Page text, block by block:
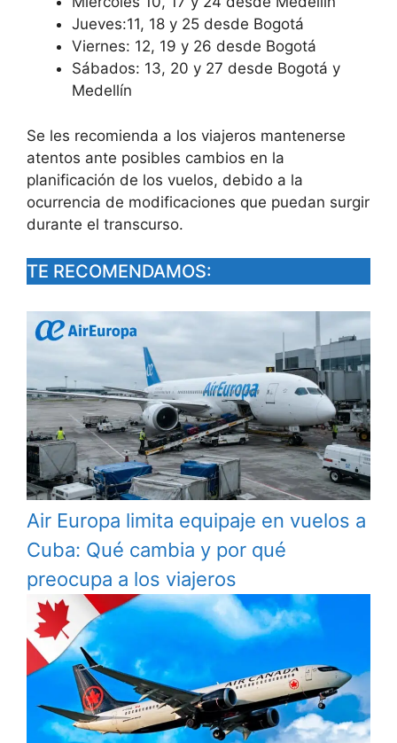
Jueves:11, 18 y 25 desde Bogotá
Viernes: 12, 19 y 26 desde Bogotá
Sábados: 13, 20 y 27 desde Bogotá y
Medellín
Se les recomienda a los viajeros mantenerse
atentos ante posibles cambios en la
planificación de los vuelos, debido a la
ocurrencia de modificaciones que puedan surgir
durante el transcurso.
TE RECOMENDAMOS:
Air Europa limita equipaje en vuelos a
Cuba: Qué cambia y por qué
preocupa a los viajeros